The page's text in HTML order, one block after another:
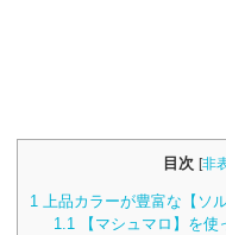
目次 [非
1 上品カラーが豊富な【ソ
1.1 【マシュマロ】を使